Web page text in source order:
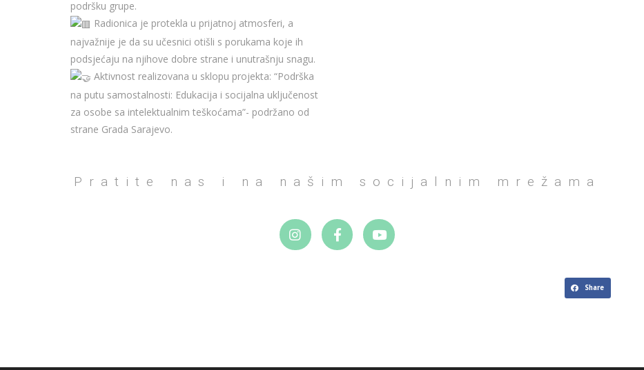
podršku grupe.
Radionica je protekla u prijatnoj atmosferi, a
najvažnije je da su učesnici otišli s porukama koje ih
podsjećaju na njihove dobre strane i unutrašnju snagu.
Aktivnost realizovana u sklopu projekta: “Podrška
na putu samostalnosti: Edukacija i socijalna uključenost
za osobe sa intelektualnim teškoćama”- podržano od
strane Grada Sarajevo.
Pratite nas i na našim socijalnim mrežama
Share